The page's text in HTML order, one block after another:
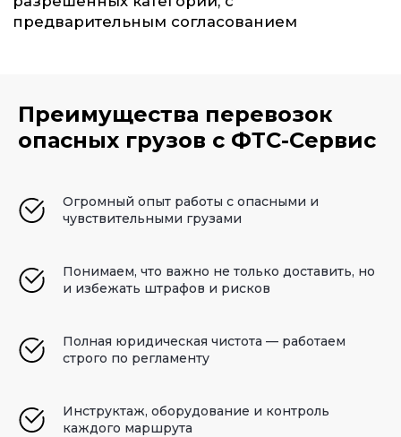
Преимущества перевозок
опасных грузов с ФТС-Сервис
Огромный опыт работы с опасными и
чувствительными грузами
Понимаем, что важно не только доставить, но
и избежать штрафов и рисков
Полная юридическая чистота — работаем
строго по регламенту
Инструктаж, оборудование и контроль
каждого маршрута